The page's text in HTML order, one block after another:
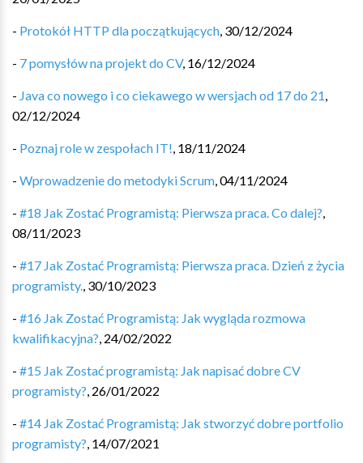
- Protokół HTTP dla początkujących, 30/12/2024
- 7 pomysłów na projekt do CV, 16/12/2024
- Java co nowego i co ciekawego w wersjach od 17 do 21,
02/12/2024
- Poznaj role w zespołach IT!, 18/11/2024
- Wprowadzenie do metodyki Scrum,04/11/2024
- #18 Jak Zostać Programistą: Pierwsza praca. Co dalej?,
08/11/2023
- #17 Jak Zostać Programistą: Pierwsza praca. Dzień z życia
programisty., 30/10/2023
- #16 Jak Zostać Programistą: Jak wygląda rozmowa
kwalifikacyjna?, 24/02/2022
- #15 Jak Zostać programistą: Jak napisać dobre CV
programisty?, 26/01/2022
- #14 Jak Zostać Programistą: Jak stworzyć dobre portfolio
programisty?, 14/07/2021